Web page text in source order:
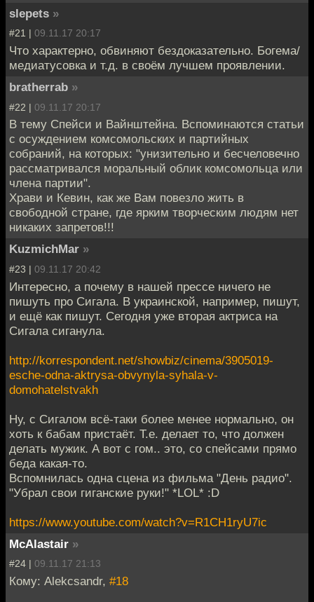
slepets »
#21 | 09.11.17 20:17
Что характерно, обвиняют бездоказательно. Богема/
медиатусовка и т.д. в своём лучшем проявлении.
bratherrab »
#22 | 09.11.17 20:17
В тему Спейси и Вайнштейна. Вспоминаются статьи
с осуждением комсомольских и партийных
собраний, на которых: "унизительно и бесчеловечно
рассматривался моральный облик комсомольца или
члена партии".
Храви и Кевин, как же Вам повезло жить в
свободной стране, где ярким творческим людям нет
никаких запретов!!!
KuzmichMar »
#23 | 09.11.17 20:42
Интересно, а почему в нашей прессе ничего не
пишуть про Сигала. В украинской, например, пишут,
и ещё как пишут. Сегодня уже вторая актриса на
Сигала сиганула.
http://korrespondent.net/showbiz/cinema/3905019-
esche-odna-aktrysa-obvynyla-syhala-v-
domohatelstvakh
Ну, с Сигалом всё-таки более менее нормально, он
хоть к бабам пристаёт. Т.е. делает то, что должен
делать мужик. А вот с гом.. это, со спейсами прямо
беда какая-то.
Вспомнилась одна сцена из фильма "День радио".
"Убрал свои гиганские руки!" *LOL* :D
https://www.youtube.com/watch?v=R1CH1ryU7ic
McAlastair »
#24 | 09.11.17 21:13
Кому: Alekcsandr, #18